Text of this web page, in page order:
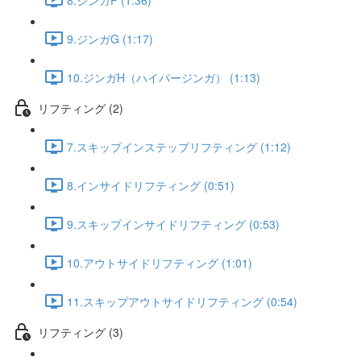
9.ジンガG (1:17)
10.ジンガH（ハイパージンガ） (1:13)
リフティング (2)
7.スキップインステップリフティング (1:12)
8.インサイドリフティング (0:51)
9.スキップインサイドリフティング (0:53)
10.アウトサイドリフティング (1:01)
11.スキップアウトサイドリフティング (0:54)
リフティング (3)